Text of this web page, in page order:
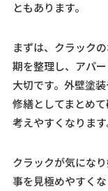
ともあります。
まずは、クラック
期を整理し、アパ
大切です。外壁塗
修繕としてまとめ
考えやすくなります
クラックが気にな
事を見極めやすく